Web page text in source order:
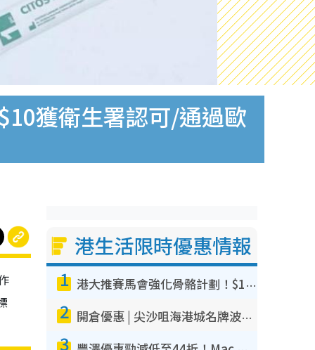
獲衛生署認可/通過歐
港生活限時優惠情報
1 港大推賽馬會強化骨骼計劃！$100骨質密度X光檢查 完成免費運動訓練送超市禮券！附參加資格
2 開倉優惠 | 尖沙咀海港城名牌波鞋開倉低至1折！On鞋$899起／Joy&Peace鞋履$98起
3